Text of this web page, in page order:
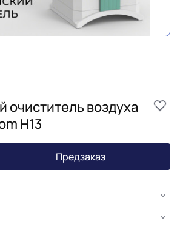
очиститель воздуха
H13
Предзаказ